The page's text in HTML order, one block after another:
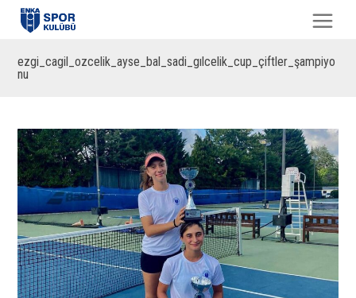
ezgi_cagil_ozcelik_ayse_bal_sadi_gılcelik_cup_çiftler_şampiyo
nu